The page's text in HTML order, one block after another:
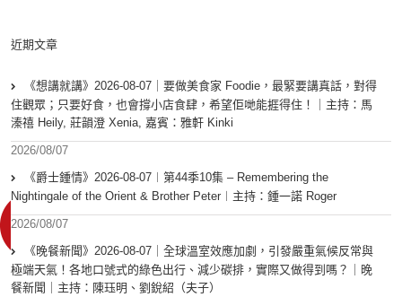
近期文章
《想講就講》2026-08-07｜要做美食家 Foodie，最緊要講真話，對得
住觀眾；只要好食，也會撐小店食肆，希望佢哋能捱得住！｜主持：馬
溱禧 Heily, 莊韻澄 Xenia, 嘉賓：雅軒 Kinki
2026/08/07
《爵士鍾情》2026-08-07︱第44季10集 – Remembering the
Nightingale of the Orient & Brother Peter︱主持：鍾一諾 Roger
2026/08/07
《晚餐新聞》2026-08-07｜全球溫室效應加劇，引發嚴重氣候反常與
極端天氣！各地口號式的綠色出行、減少碳排，實際又做得到嗎？｜晚
餐新聞｜主持：陳珏明、劉銳紹（夫子）